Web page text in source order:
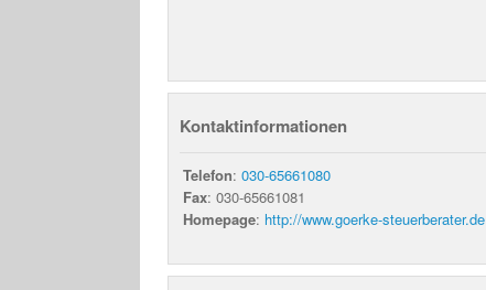
Kontaktinformationen
Telefon: 030-65661080
Fax: 030-65661081
Homepage: http://www.goerke-steuerberater.de